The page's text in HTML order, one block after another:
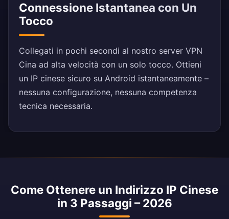
Connessione Istantanea con Un
Tocco
Collegati in pochi secondi al nostro server VPN
Cina ad alta velocità con un solo tocco. Ottieni
un IP cinese sicuro su Android istantaneamente –
nessuna configurazione, nessuna competenza
tecnica necessaria.
Come Ottenere un Indirizzo IP Cinese
in 3 Passaggi – 2026